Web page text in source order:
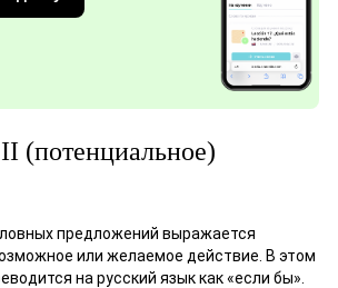
(потенциальное)
предложений выражается
или желаемое действие. В этом
на русский язык как «если бы».